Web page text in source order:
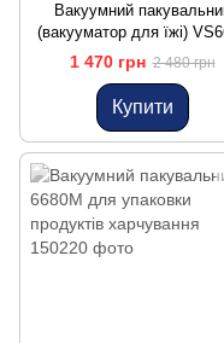
Вакуумний
(вакууматор для їжі)
для пакування продуктів
харчування
1 470 грн 2 480 грн
Купити